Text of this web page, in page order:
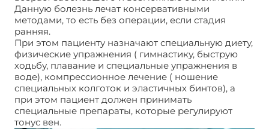
Данную болезнь лечат консервативными
методами, то есть без операции, если стадия
ранняя.
При этом пациенту назначают специальную диету,
физические упражнения ( гимнастику, быструю
ходьбу, плавание и специальные упражнения в
воде), компрессионное лечение ( ношение
специальных колготок и эластичных бинтов), а
при этом пациент должен принимать
специальные препараты, которые регулируют
тонус вен.